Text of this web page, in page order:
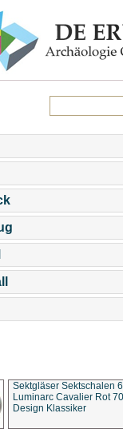
Sektgläser Sektschalen
Luminarc Cavalier Rot
Design Klassiker